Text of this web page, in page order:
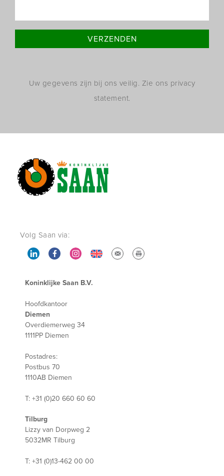
Uw gegevens zijn bij ons veilig. Zie ons privacy
statement.
Volg Saan via:
Koninklijke Saan B.V.
Hoofdkantoor
Diemen
Overdiemerweg 34
1111PP Diemen
Postadres:
Postbus 70
1110AB Diemen
T: +31 (0)20 660 60 60
Tilburg
Lizzy van Dorpweg 2
5032MR Tilburg
T: +31 (0)13-462 00 00